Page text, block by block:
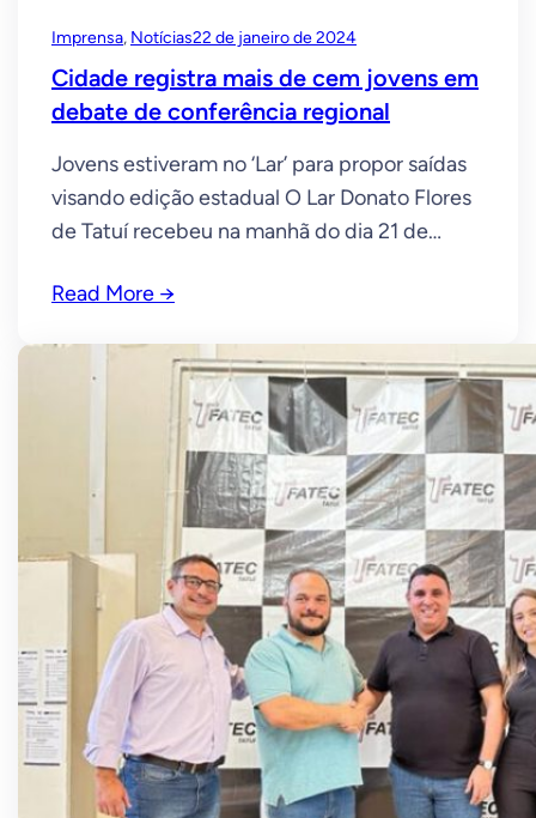
Imprensa, Notícias22 de janeiro de 2024
Cidade registra mais de cem jovens em
debate de conferência regional
Jovens estiveram no ‘Lar’ para propor saídas
visando edição estadual O Lar Donato Flores
de Tatuí recebeu na manhã do dia 21 de
Juventude, cerca de cem jovens com idades
apresentar soluções nas “demandas que mais
afetam a juventude”. LEIA MAIS:Legislativo
Read More →